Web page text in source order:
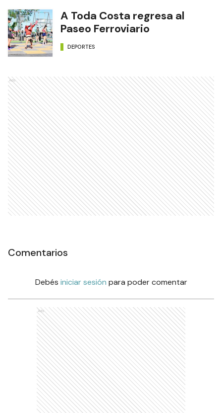
A Toda Costa regresa al
Paseo Ferroviario
DEPORTES
Ads
Comentarios
Debés iniciar sesión para poder comentar
Ads